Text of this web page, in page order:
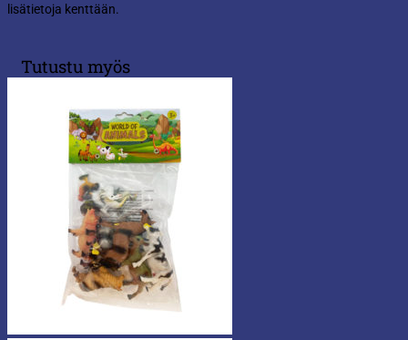
lisätietoja kenttään.
Tutustu myös